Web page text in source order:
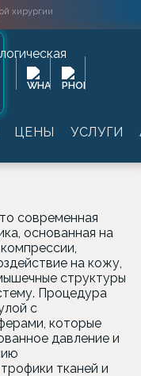
хирургии
ЦЕНЫ УСЛУГИ
→Аппарат
для
современная
основанная на
на кожу,
структуры
Процедура
с
которые
давление и
тканей и